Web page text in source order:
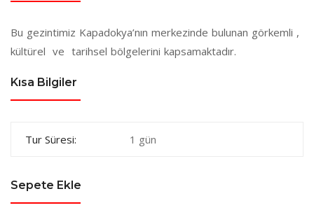
Bu gezintimiz Kapadokya’nın merkezinde bulunan görkemli ,
kültürel ve tarihsel bölgelerini kapsamaktadır.
Kısa Bilgiler
Tur Süresi: 1 gün
Sepete Ekle